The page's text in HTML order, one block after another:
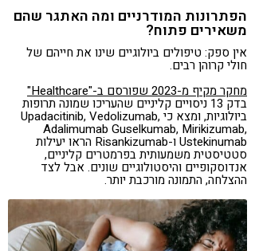
הפתרונות המודרניים ומה האתגר שהם
משאירים פתוח?
אין ספק: טיפולים ביולוגיים שינו את חייהם של
חולי קרוהן רבים.
מחקר מקיף מ-2023 שפורסם ב-"Healthcare"
בדק 13 ניסויים קליניים שהעריכו שמונה תרופות
ביולוגיות, ומצא כי Upadacitinib, Vedolizumab,
Adalimumab Guselkumab, Mirikizumab,
Ustekinumab ו-Risankizumab הראו יעילות
סטטיסטית משמעותית בפרמטרים קליניים,
אנדוסקופיים והיסטולוגיים שונים. אבל לצד
ההצלחה, התמונה מורכבת יותר.